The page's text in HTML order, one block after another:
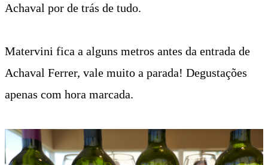
Achaval por de trás de tudo.
Matervini fica a alguns metros antes da entrada de
Achaval Ferrer, vale muito a parada! Degustações
apenas com hora marcada.